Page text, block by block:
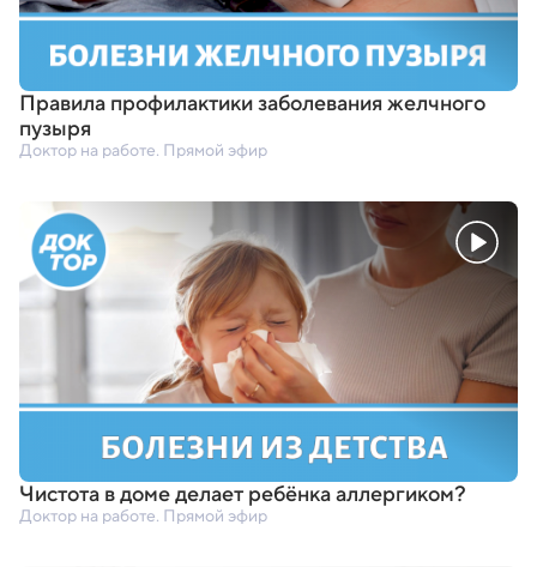
Правила профилактики заболевания желчного
пузыря
Доктор на работе. Прямой эфир
Чистота в доме делает ребёнка аллергиком?
Доктор на работе. Прямой эфир